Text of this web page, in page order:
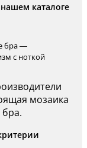
каталоге
бра —
с ноткой
мозаика